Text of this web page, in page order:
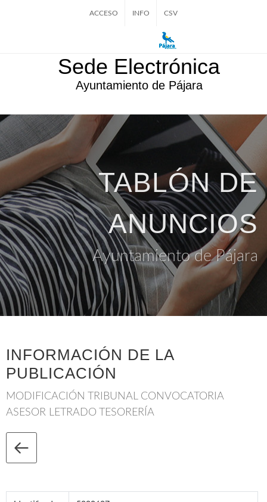
ACCESO INFO CSV
Sede Electrónica
Ayuntamiento de Pájara
TABLÓN DE
ANUNCIOS
Ayuntamiento de Pájara
INFORMACIÓN DE LA
PUBLICACIÓN
MODIFICACIÓN TRIBUNAL CONVOCATORIA
ASESOR LETRADO TESORERÍA